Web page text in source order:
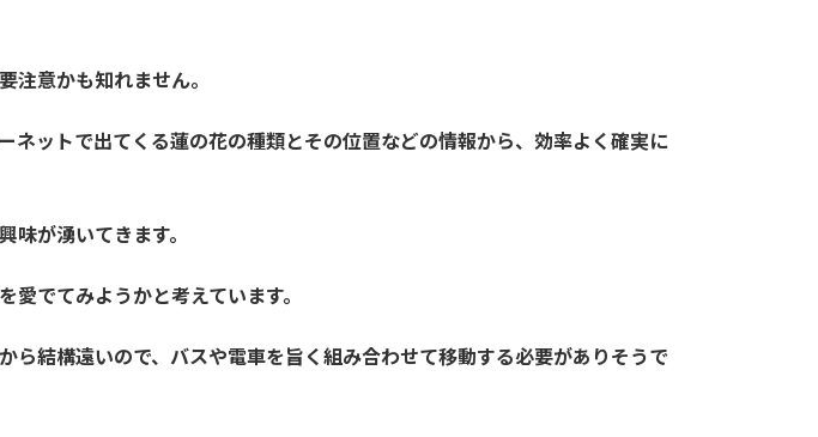
注意かも知れません。
ットで出てくる蓮の花の種類とその位置などの情報から、効率よく確実に
味が湧いてきます。
でてみようかと考えています。
結構遠いので、バスや電車を旨く組み合わせて移動する必要がありそうで